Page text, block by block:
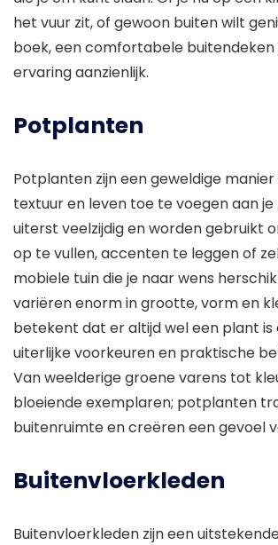
het vuur zit, of gewoon buiten wilt
boek, een comfortabele
ervaring aanzienlijk.
Potplanten
Potplanten zijn een geweldige
textuur en leven toe te voegen aan je
uiterst veelzijdig en worden gebruikt
op te vullen, accenten te leggen of
mobiele tuin die je naar wens
variëren enorm in grootte, vorm en
betekent dat er altijd wel een plant is
uiterlijke voorkeuren en praktische
Van weelderige groene varens tot
bloeiende exemplaren; potplanten
buitenruimte en creëren een gevoel
Buitenvloerkleden
Buitenvloerkleden zijn een